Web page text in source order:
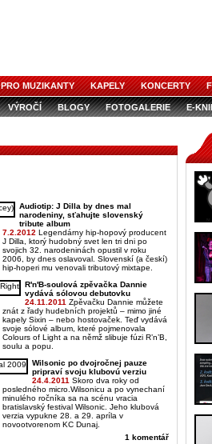
PRO MUZIKANTY KAPELY KONCERTY
VÝROČÍ BLOGY FOTOGALERIE E-
Audiotip: J Dilla by dnes mal
narodeniny, sťahujte slovenský
tribute album
7.2.2012 Legendárny hip-hopový producent
J Dilla, ktorý hudobný svet len tri dni po
svojich 32. narodeninách opustil v roku
2006, by dnes oslavoval. Slovenskí (a českí)
hip-hoperi mu venovali tributový mixtape.
R'n'B-soulová zpěvačka Dannie
vydává sólovou debutovku
24.11.2011 Zpěvačku Dannie můžete
znát z řady hudebních projektů – mimo jiné
kapely Sixin – nebo hostovaček. Teď vydává
svoje sólové album, které pojmenovala
Colours of Light a na němž slibuje fúzi R’n’B,
soulu a popu.
Wilsonic po dvojročnej pauze
pripraví svoju klubovú verziu
24.4.2011 Skoro dva roky od
posledného micro.Wilsonicu a po vynechaní
minulého ročníka sa na scénu vracia
bratislavský festival Wilsonic. Jeho klubová
verzia vypukne 28. a 29. apríla v
novootvorenom KC Dunaj.
1 komentář